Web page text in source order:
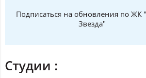
Подписаться на обновления по ЖК
Звезда"
Студии :